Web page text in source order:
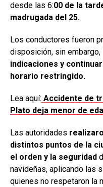
desde las 6:00 de la
madrugada del 25.
Los conductores fueron
disposición, sin embargo,
indicaciones y
horario restringido.
Lea aquí: Accidente de
Plato deja menor de
Las autoridades
distintos puntos de la
el orden y la seguridad
navideñas, aplicando las
quienes no respetaron la